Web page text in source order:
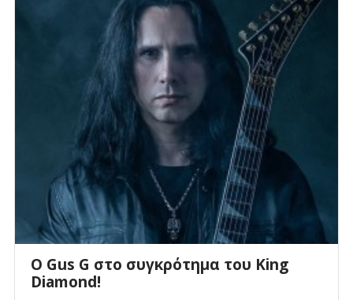
O Gus G στο συγκρότημα του King
Diamond!